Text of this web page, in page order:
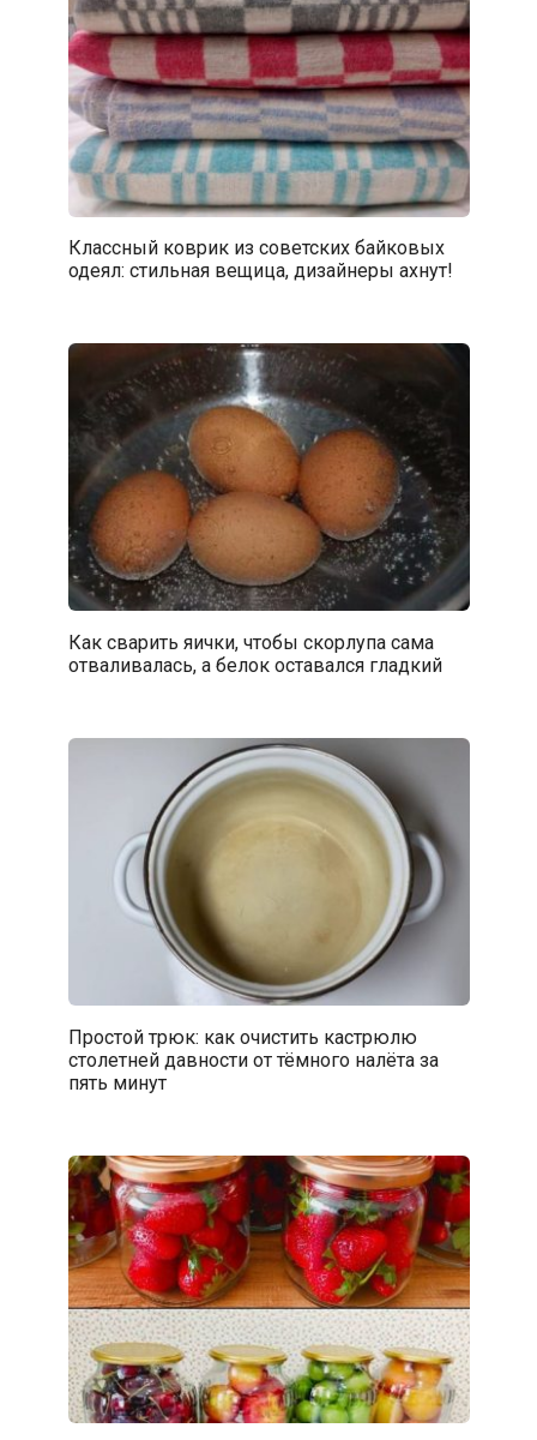
Классный коврик из советских байковых
одеял: стильная вещица, дизайнеры ахнут!
Как сварить яички, чтобы скорлупа сама
отваливалась, а белок оставался гладкий
Простой трюк: как очистить кастрюлю
столетней давности от тёмного налёта за
пять минут